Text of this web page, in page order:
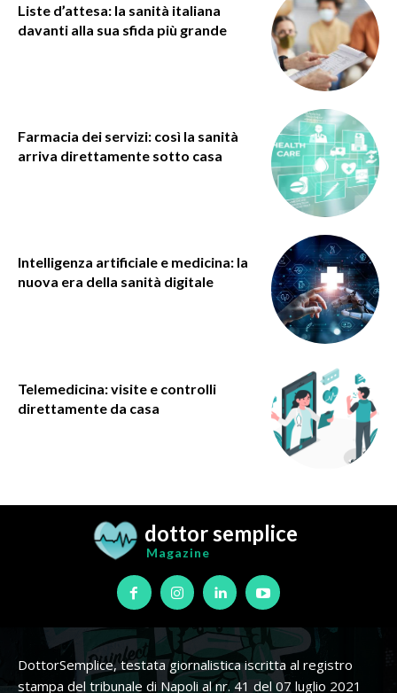
Liste d’attesa: la sanità italiana
davanti alla sua sfida più grande
Farmacia dei servizi: così la sanità
arriva direttamente sotto casa
Intelligenza artificiale e medicina: la
nuova era della sanità digitale
Telemedicina: visite e controlli
direttamente da casa
dottor semplice
Magazine
DottorSemplice, testata giornalistica iscritta al registro
stampa del tribunale di Napoli al nr. 41 del 07 luglio 2021